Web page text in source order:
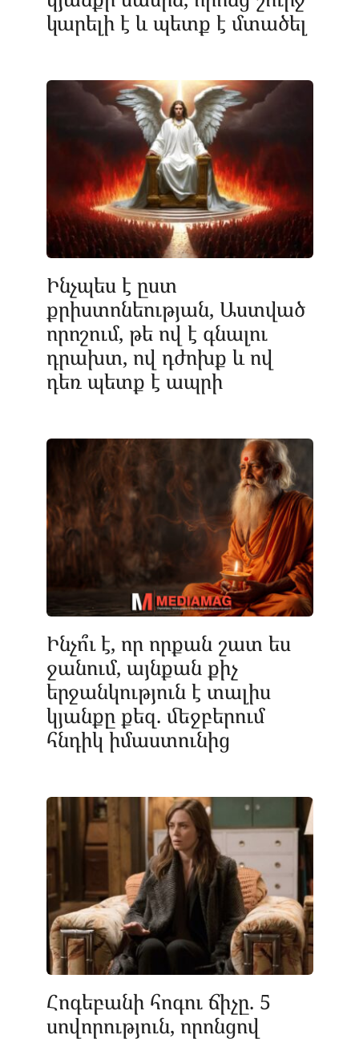
կարելի է և պետք է մտածել
Ինչպես է ըստ
քրիստոնեության, Աստված
որոշում, թե ով է գնալու
դրախտ, ով դժոխք և ով
դեռ պետք է ապրի
Ինչո՞ւ է, որ որքան շատ ես
ջանում, այնքան քիչ
երջանկություն է տալիս
կյանքը քեզ. մեջբերում
հնդիկ իմաստունից
Հոգեբանի հոգու ճիչը. 5
սովորություն, որոնցով